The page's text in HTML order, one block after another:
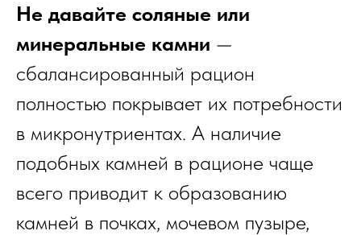
Не давайте соляные или
минеральные камни —
сбалансированный рацион
полностью покрывает их потребности
в микронутриентах. А наличие
подобных камней в рационе чаще
всего приводит к образованию
камней в почках, мочевом пузыре,